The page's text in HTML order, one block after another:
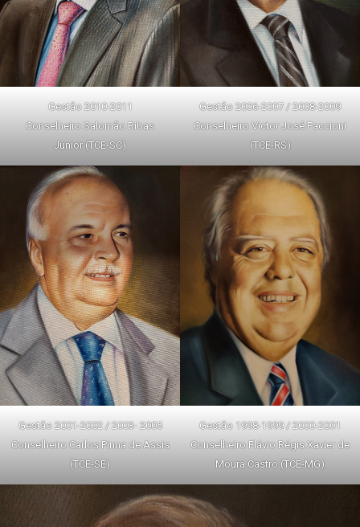
Gestão 2010-2011
Conselheiro Salomão Ribas
Júnior (TCE-SC)
Gestão 2006-2007 / 2008-2009
Conselheiro Victor José Faccioni
(TCE-RS)
Gestão 2001-2002 / 2003- 2005
Conselheiro Carlos Pinna de Assis
(TCE-SE)
Gestão 1998-1999 / 2000-2001
Conselheiro Flávio Régis Xavier de
Moura Castro (TCE-MG)